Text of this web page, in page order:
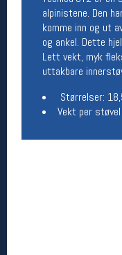
alpinistene. Den
komme inn og ut
og ankel. Dette
Lett vekt, myk
uttakbare
Størrelser:
Vekt per
Team Oslo
Magasinet
MELD